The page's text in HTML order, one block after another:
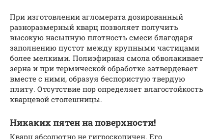
При изготовлении агломерата дозированный
разноразмерный кварц позволяет получить
высокую насыпную плотность смеси благодаря
заполнению пустот между крупными частицами
более мелкими. Полиэфирная смола обволакивает
зерна и при термической обработке затвердевает
вместе с ними, образуя беспористую твердую
плиту. Отсутствие пор определяет влагостойкость
кварцевой столешницы.
Никаких пятен на поверхности!
Кварц абсолютно не гигроскопичен. Его